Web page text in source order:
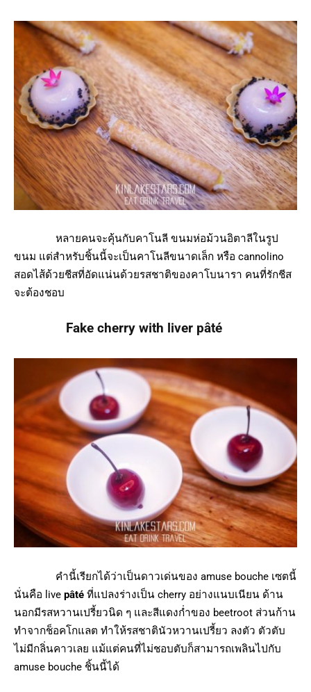
หลายคนจะคุ้นกับคาโนลี ขนมห่อม้วนอิตาลีในรูป
ขนม แต่สำหรับชิ้นนี้จะเป็นคาโนลีขนาดเล็ก หรือ cannolino
สอดไส้ด้วยชีสที่อัดแน่นด้วยรสชาติของคาโบนารา คนที่รักชีส
จะต้องชอบ
Fake cherry with liver pâté
คำนี้เรียกได้ว่าเป็นดาวเด่นของ amuse bouche เซตนี้
นั่นคือ live pâté ที่แปลงร่างเป็น cherry อย่างแนบเนียน ด้าน
นอกมีรสหวานเปรี้ยวนิด ๆ และสีแดงก่ำของ beetroot ส่วนก้าน
ทำจากช็อคโกแลต ทำให้รสชาตินัวหวานเปรี้ยว ลงตัว ตัวตับ
ไม่มีกลิ่นคาวเลย แม้แต่คนที่ไม่ชอบตับก็สามารถเพลินไปกับ
amuse bouche ชิ้นนี้ได้